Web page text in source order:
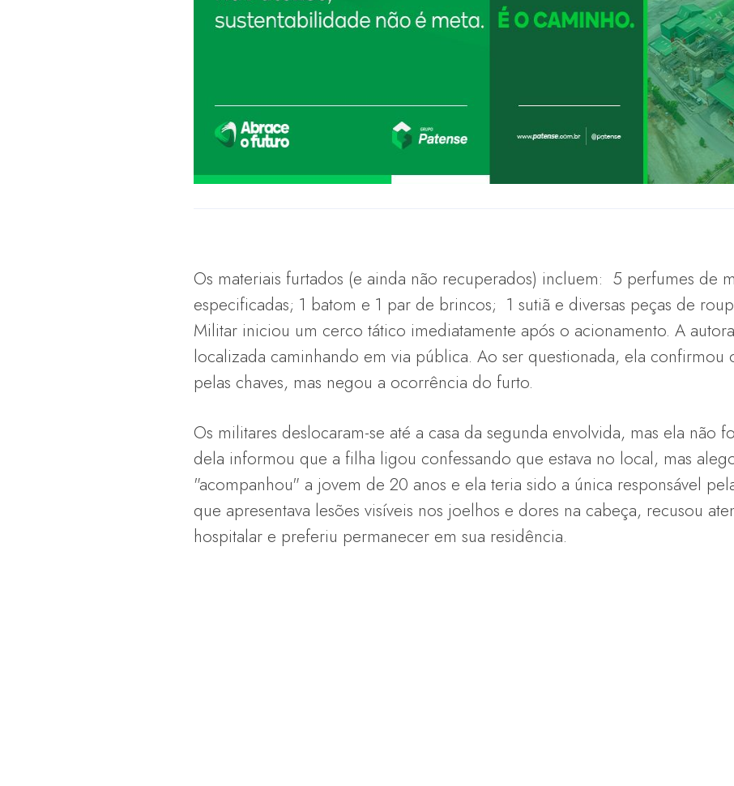
Os materiais furtados (e ainda não recuperados) incluem: 5 perfumes de
especificadas; 1 batom e 1 par de brincos; 1 sutiã e diversas peças de
Militar iniciou um cerco tático imediatamente após o acionamento. A
localizada caminhando em via pública. Ao ser questionada, ela confirmou
pelas chaves, mas negou a ocorrência do furto.
Os militares deslocaram-se até a casa da segunda envolvida, mas ela não
dela informou que a filha ligou confessando que estava no local, mas
"acompanhou" a jovem de 20 anos e ela teria sido a única responsável
que apresentava lesões visíveis nos joelhos e dores na cabeça, recusou
hospitalar e preferiu permanecer em sua residência.